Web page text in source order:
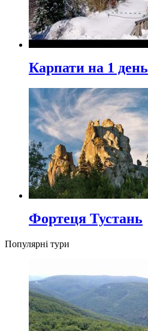
Карпати на 1 день
Фортеця Тустань
Популярні тури